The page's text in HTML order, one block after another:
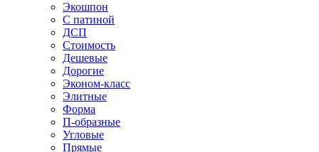
Экошпон
С патиной
ДСП
Стоимость
Дешевые
Дорогие
Эконом-класс
Элитные
Форма
П-образные
Угловые
Прямые